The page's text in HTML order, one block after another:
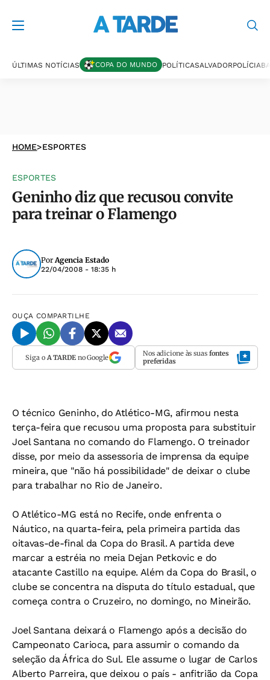
ÚLTIMAS NOTÍCIAS COPA DO MUNDO POLÍTICASALVADORPOLÍCIA
HOME>ESPORTES
ESPORTES
Geninho diz que recusou convite
para treinar o Flamengo
PorAgencia Estado
22/04/2008 - 18:35 h
OUÇA COMPARTILHE
Siga o A TARDEno Google Nos adicione às suas fontes
preferidas
O técnico Geninho, do Atlético-MG, afirmou nesta
terça-feira que recusou uma proposta para substituir
Joel Santana no comando do Flamengo. O treinador
disse, por meio da assessoria de imprensa da equipe
mineira, que "não há possibilidade" de deixar o clube
para trabalhar no Rio de Janeiro.
O Atlético-MG está no Recife, onde enfrenta o
Náutico, na quarta-feira, pela primeira partida das
oitavas-de-final da Copa do Brasil. A partida deve
marcar a estréia no meia Dejan Petkovic e do
atacante Castillo na equipe. Além da Copa do Brasil, o
clube se concentra na disputa do título estadual, que
começa contra o Cruzeiro, no domingo, no Mineirão.
Joel Santana deixará o Flamengo após a decisão do
Campeonato Carioca, para assumir o comando da
seleção da África do Sul. Ele assume o lugar de Carlos
Alberto Parreira, que deixou o país - anfitrião da Copa